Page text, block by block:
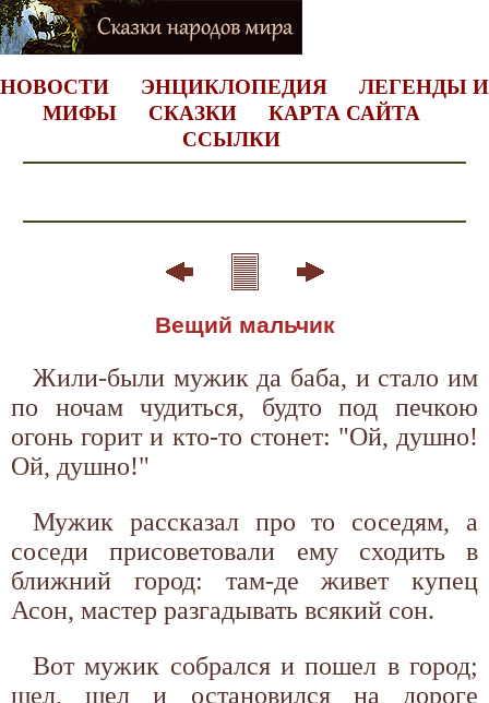
НОВОСТИ ЭНЦИКЛОПЕДИЯ
ЛЕГЕНДЫ И
МИФЫ
СКАЗКИ
КАРТА САЙТА
ССЫЛКИ
Вещий мальчик
Жили-были мужик да баба, и стало им
по ночам чудиться, будто под печкою
огонь горит и кто-то стонет: "Ой, душно!
Ой, душно!"
Мужик рассказал про то соседям, а
соседи присоветовали ему сходить в
ближний город: там-де живет купец
Асон, мастер разгадывать всякий сон.
Вот мужик собрался и пошел в город;
шел, шел и остановился на дороге